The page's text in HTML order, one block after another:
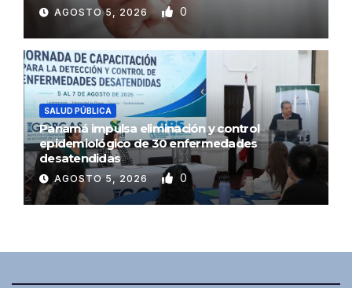
AGOSTO 5, 2026 0
SALUD PÚBLICA
Panamá impulsa eliminación y control
epidemiológico de 30 enfermedades
desatendidas
AGOSTO 5, 2026 0